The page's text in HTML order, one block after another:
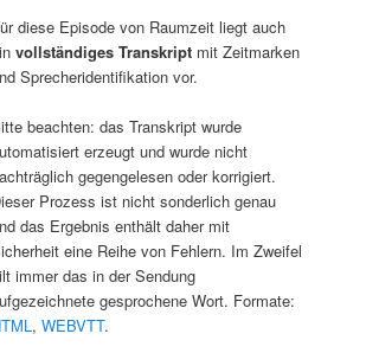
diese Episode von Raumzeit liegt auch
vollständiges Transkriptmit Zeitmarken
Sprecheridentifikation vor.
beachten: das Transkript wurde
erzeugt und wurde nicht
gegengelesen oder korrigiert.
Prozess ist nicht sonderlich genau
das Ergebnis enthält daher mit
eine Reihe von Fehlern. Im Zweifel
immer das in der Sendung
gesprochene Wort. Formate:
, WEBVTT.